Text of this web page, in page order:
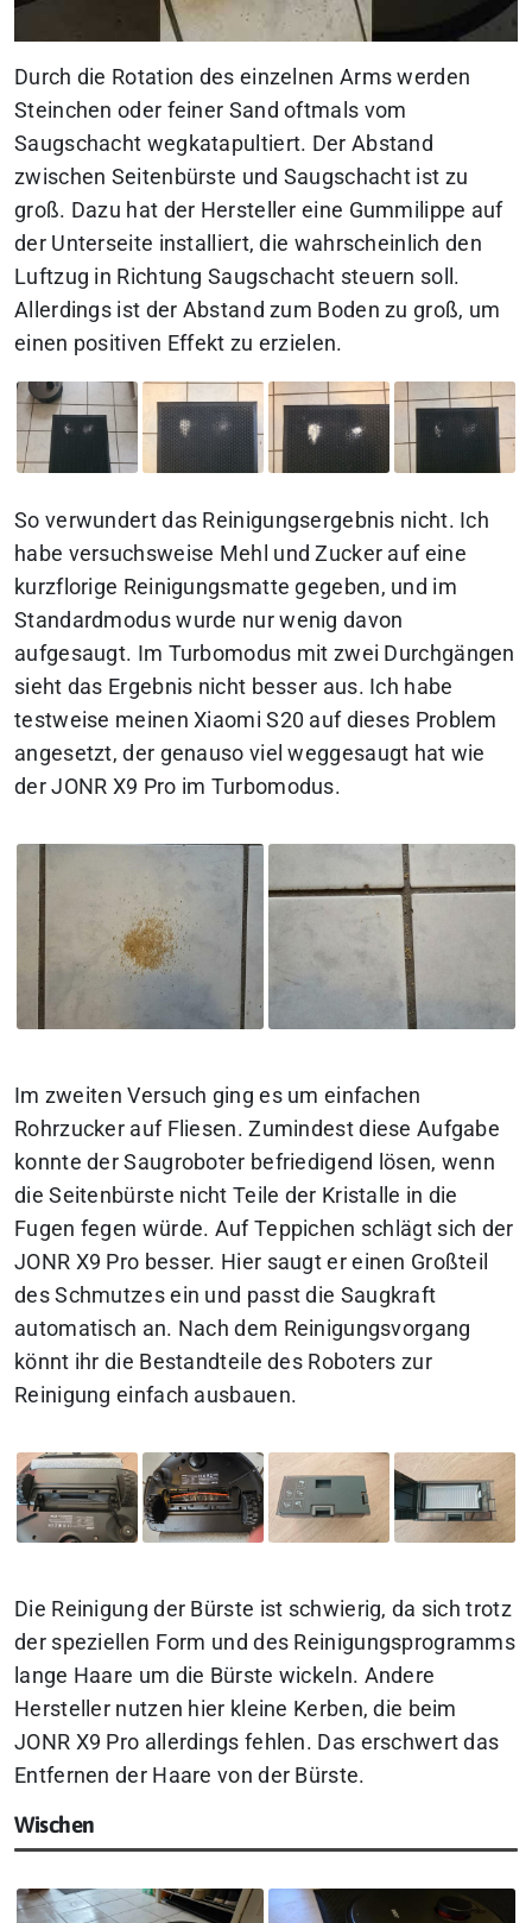
Durch die Rotation des einzelnen Arms werden
Steinchen oder feiner Sand oftmals vom
Saugschacht wegkatapultiert. Der Abstand
zwischen Seitenbürste und Saugschacht ist zu
groß. Dazu hat der Hersteller eine Gummilippe auf
der Unterseite installiert, die wahrscheinlich den
Luftzug in Richtung Saugschacht steuern soll.
Allerdings ist der Abstand zum Boden zu groß, um
einen positiven Effekt zu erzielen.
So verwundert das Reinigungsergebnis nicht. Ich
habe versuchsweise Mehl und Zucker auf eine
kurzflorige Reinigungsmatte gegeben, und im
Standardmodus wurde nur wenig davon
aufgesaugt. Im Turbomodus mit zwei Durchgängen
sieht das Ergebnis nicht besser aus. Ich habe
testweise meinen Xiaomi S20 auf dieses Problem
angesetzt, der genauso viel weggesaugt hat wie
der JONR X9 Pro im Turbomodus.
Im zweiten Versuch ging es um einfachen
Rohrzucker auf Fliesen. Zumindest diese Aufgabe
konnte der Saugroboter befriedigend lösen, wenn
die Seitenbürste nicht Teile der Kristalle in die
Fugen fegen würde. Auf Teppichen schlägt sich der
JONR X9 Pro besser. Hier saugt er einen Großteil
des Schmutzes ein und passt die Saugkraft
automatisch an. Nach dem Reinigungsvorgang
könnt ihr die Bestandteile des Roboters zur
Reinigung einfach ausbauen.
Die Reinigung der Bürste ist schwierig, da sich trotz
der speziellen Form und des Reinigungsprogramms
lange Haare um die Bürste wickeln. Andere
Hersteller nutzen hier kleine Kerben, die beim
JONR X9 Pro allerdings fehlen. Das erschwert das
Entfernen der Haare von der Bürste.
Wischen